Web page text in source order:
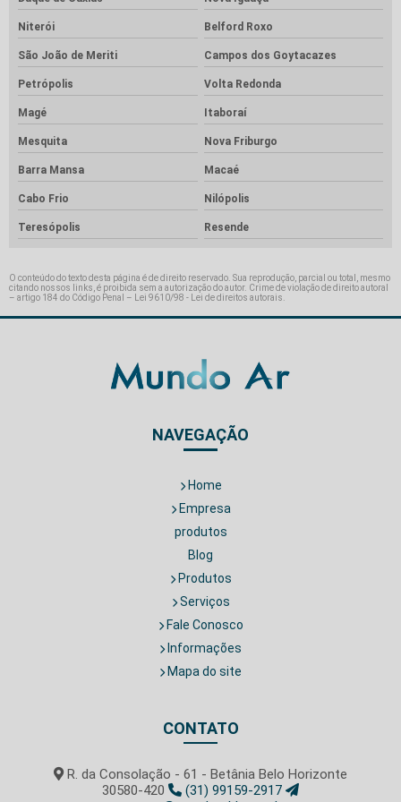
Niterói Belford Roxo
São João de Meriti Campos dos Goytacazes
Petrópolis Volta Redonda
Magé Itaboraí
Mesquita Nova Friburgo
Barra Mansa Macaé
Cabo Frio Nilópolis
Teresópolis Resende
O conteúdo do texto desta página é de direito reservado. Sua reprodução, parcial ou total, mesmo
citando nossos links, é proibida sem a autorização do autor. Crime de violação de direito autoral
– artigo 184 do Código Penal –
Lei 9610/98 - Lei de direitos autorais
NAVEGAÇÃO
Home
Empresa
produtos
Blog
Produtos
Serviços
Fale Conosco
Informações
Mapa do site
CONTATO
R. da Consolação - 61 - Betânia Belo Horizonte
30580-420
(31) 99159-2917